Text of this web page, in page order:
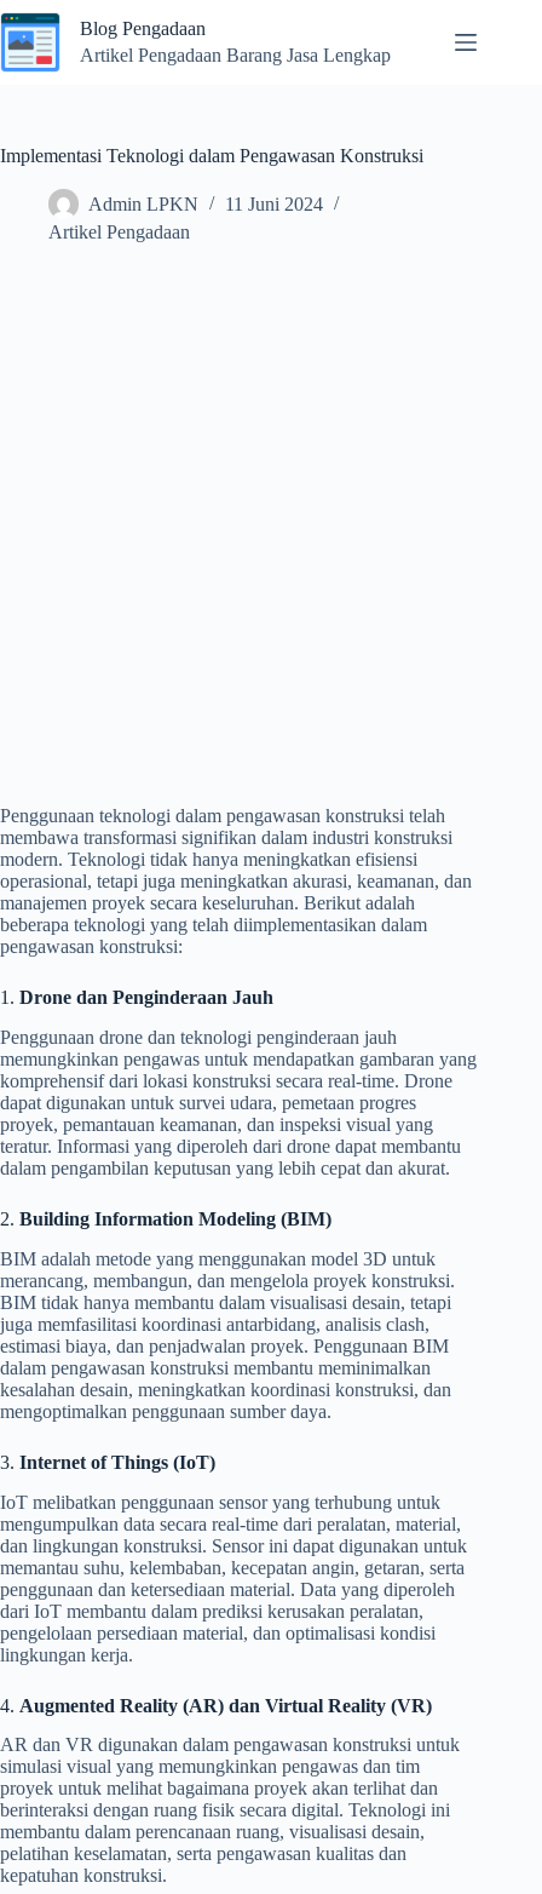
Skip
to
content
Blog Pengadaan
Artikel Pengadaan Barang Jasa Lengkap
Implementasi Teknologi dalam Pengawasan Konstruksi
Admin LPKN
11 Juni 2024
Artikel Pengadaan
Penggunaan teknologi dalam pengawasan konstruksi telah
membawa transformasi signifikan dalam industri konstruksi
modern. Teknologi tidak hanya meningkatkan efisiensi
operasional, tetapi juga meningkatkan akurasi, keamanan, dan
manajemen proyek secara keseluruhan. Berikut adalah
beberapa teknologi yang telah diimplementasikan dalam
pengawasan konstruksi:
1. Drone dan Penginderaan Jauh
Penggunaan drone dan teknologi penginderaan jauh
memungkinkan pengawas untuk mendapatkan gambaran yang
komprehensif dari lokasi konstruksi secara real-time. Drone
dapat digunakan untuk survei udara, pemetaan progres
proyek, pemantauan keamanan, dan inspeksi visual yang
teratur. Informasi yang diperoleh dari drone dapat membantu
dalam pengambilan keputusan yang lebih cepat dan akurat.
2. Building Information Modeling (BIM)
BIM adalah metode yang menggunakan model 3D untuk
merancang, membangun, dan mengelola proyek konstruksi.
BIM tidak hanya membantu dalam visualisasi desain, tetapi
juga memfasilitasi koordinasi antarbidang, analisis clash,
estimasi biaya, dan penjadwalan proyek. Penggunaan BIM
dalam pengawasan konstruksi membantu meminimalkan
kesalahan desain, meningkatkan koordinasi konstruksi, dan
mengoptimalkan penggunaan sumber daya.
3. Internet of Things (IoT)
IoT melibatkan penggunaan sensor yang terhubung untuk
mengumpulkan data secara real-time dari peralatan, material,
dan lingkungan konstruksi. Sensor ini dapat digunakan untuk
memantau suhu, kelembaban, kecepatan angin, getaran, serta
penggunaan dan ketersediaan material. Data yang diperoleh
dari IoT membantu dalam prediksi kerusakan peralatan,
pengelolaan persediaan material, dan optimalisasi kondisi
lingkungan kerja.
4. Augmented Reality (AR) dan Virtual Reality (VR)
AR dan VR digunakan dalam pengawasan konstruksi untuk
simulasi visual yang memungkinkan pengawas dan tim
proyek untuk melihat bagaimana proyek akan terlihat dan
berinteraksi dengan ruang fisik secara digital. Teknologi ini
membantu dalam perencanaan ruang, visualisasi desain,
pelatihan keselamatan, serta pengawasan kualitas dan
kepatuhan konstruksi.